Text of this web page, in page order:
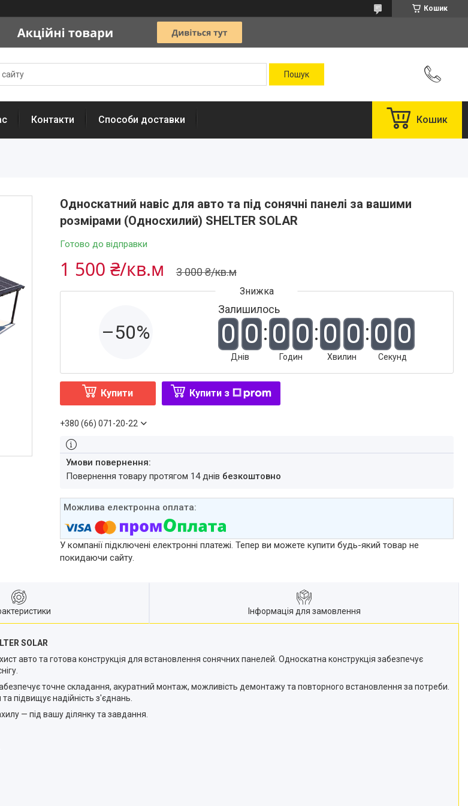
Кошик
Контакти Способи доставки Кошик
Односкатний навіс для авто та під сонячні панелі за вашими
розмірами (Односхилий) SHELTER SOLAR
Готово до відправки
3 000 ₴/кв.м
1 500 ₴/кв.м
–50%
Залишилось
0 0
Днів
0 0
Годин
0 0
Хвилин
0 0
Секунд
Купити Купити з
+380 (66) 071-20-22
повернення товару протягом 14 днів безкоштовно
У компанії підключені електронні платежі. Тепер ви можете купити будь-який товар не
покидаючи сайту.
Інформація для замовлення
SOLAR
авто та готова конструкція для встановлення сонячних панелей. Односкатна конструкція забезпечує
точне складання, акуратний монтаж, можливість демонтажу та повторного встановлення за потреби.
підвищує надійність з'єднань.
— під вашу ділянку та завдання.